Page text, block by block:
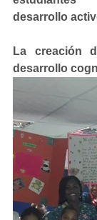
desarrollo
La creación
desarrollo